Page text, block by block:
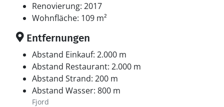
Renovierung: 2017
Wohnfläche: 109 m²
Entfernungen
Abstand Einkauf: 2.000 m
Abstand Restaurant: 2.000 m
Abstand Strand: 200 m
Abstand Wasser: 800 m
Fjord